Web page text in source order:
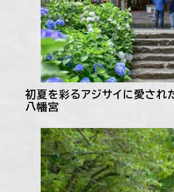
初夏を彩るアジサイに愛され
八幡宮